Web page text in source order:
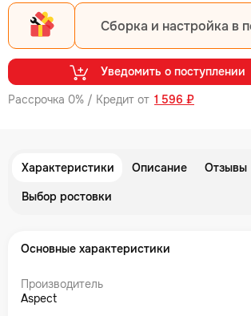
Рассрочка 0% / Кредит от 1 596 ₽
Сборка и настройка в
Уведомить о поступлении
Характеристики Описание
Отзывы
Выбор ростовки
Основные характеристики
Производитель
Aspect